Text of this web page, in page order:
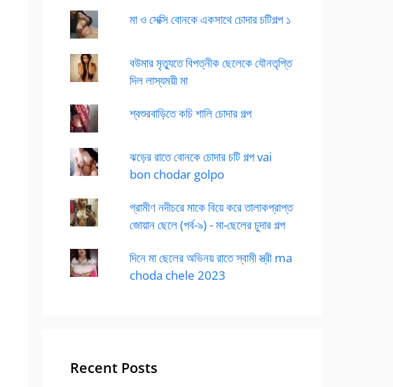
মা ও সেক্সি বোনকে একসাথে চোদার চটিগল্প ১
বউমার মৃত্যুতে বিপত্নীক ছেলেকে যৌনতৃপ্তি
দিল লাস্যময়ী মা
শ্বশুরবাড়িতে কচি শালি চোদার গল্প
ঝড়ের রাতে বোনকে চোদার চটি গল্প vai
bon chodar golpo
গ্রামীণ নদীচরে মাকে বিয়ে করে তালাকপ্রাপ্ত
জোয়ান ছেলে (পর্ব-৯) - মা-ছেলের চুদার গল্প
দিনে মা ছেলের অভিনয় রাতে স্বামী স্ত্রী ma
choda chele 2023
Recent Posts